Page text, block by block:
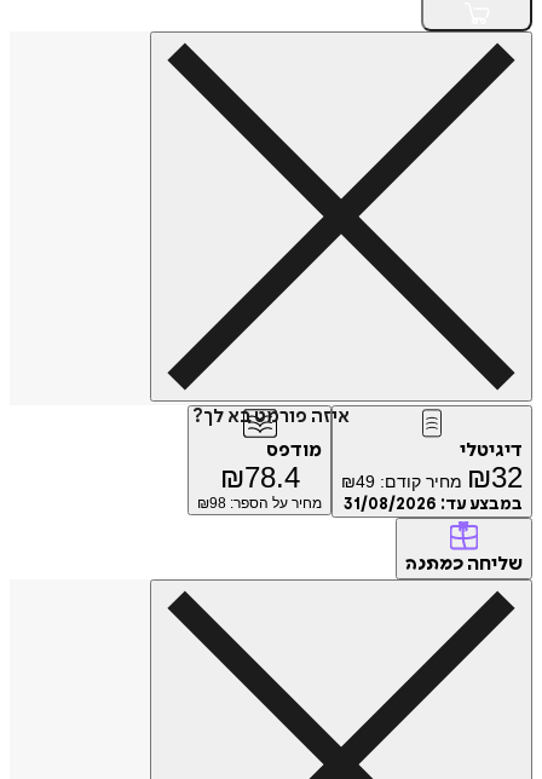
איזה פורמט בא לך?
דיגיטלי
₪32 מחיר קודם: ₪49
במבצע עד: 31/08/2026
מודפס
₪78.4
מחיר על הספר: ₪ 98
שליחה כמתנה